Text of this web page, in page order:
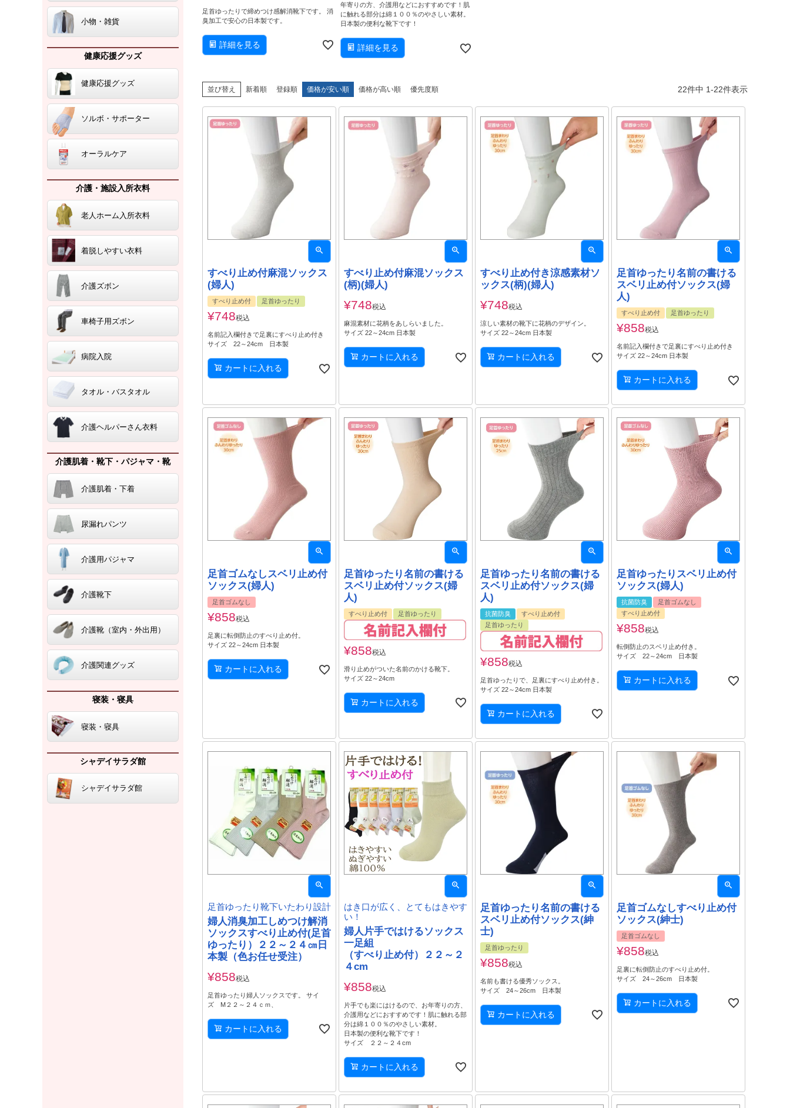
小物・雑貨
健康応援グッズ
健康応援グッズ
ソルボ・サポーター
オーラルケア
介護・施設入所衣料
老人ホーム入所衣料
着脱しやすい衣料
介護ズボン
車椅子用ズボン
病院入院
タオル・バスタオル
介護ヘルパーさん衣料
介護肌着・靴下・パジャマ・靴
介護肌着・下着
尿漏れパンツ
介護用パジャマ
介護靴下
介護靴（室内・外出用）
介護関連グッズ
寝装・寝具
寝装・寝具
シャデイサラダ館
シャデイサラダ館
足首ゆったりで締めつけ感解消靴下です。 消
臭加工で安心の日本製です。
詳細を見る
年寄りの方、介護用などにおすすめです！肌
に触れる部分は綿１００％のやさしい素材。
日本製の便利な靴下です！
詳細を見る
並び替え 新着順 登録順 価格が安い順 価格が高い順 優先度順 22件中 1-22件表示
すべり止め付麻混ソックス
(婦人)
すべり止め付 足首ゆったり
¥748税込
名前記入欄付きで足裏にすべり止め付き
サイズ 22～24cm 日本製
カートに入れる
すべり止め付麻混ソックス
(柄)(婦人)
¥748税込
麻混素材に花柄をあしらいました。
サイズ 22～24cm 日本製
カートに入れる
すべり止め付き涼感素材ソ
ックス(柄)(婦人)
¥748税込
涼しい素材の靴下に花柄のデザイン。
サイズ 22～24cm 日本製
カートに入れる
足首ゆったり名前の書ける
スベリ止め付ソックス(婦
人)
すべり止め付 足首ゆったり
¥858税込
名前記入欄付きで足裏にすべり止め付き
サイズ 22～24cm 日本製
カートに入れる
足首ゴムなしスベリ止め付
ソックス(婦人)
足首ゴムなし
¥858税込
足裏に転倒防止のすべり止め付。
サイズ 22～24cm 日本製
カートに入れる
足首ゆったり名前の書ける
スベリ止め付ソックス(婦
人)
すべり止め付 足首ゆったり
¥858税込
滑り止めがついた名前のかける靴下。
サイズ 22～24cm
カートに入れる
足首ゆったり名前の書ける
スベリ止め付ソックス(婦
人)
抗菌防臭
すべり止め付
足首ゆったり
¥858税込
足首ゆったりで、足裏にすべり止め付き。
サイズ 22～24cm 日本製
カートに入れる
足首ゆったりスベリ止め付
ソックス(婦人)
抗菌防臭
足首ゴムなし
すべり止め付
¥858税込
転倒防止のスベリ止め付き。
サイズ 22～24cm 日本製
カートに入れる
足首ゆったり靴下いたわり設計
婦人消臭加工しめつけ解消
ソックスすべり止め付(足首
ゆったり）２２～２４㎝日
本製（色お任せ受注）
¥858税込
足首ゆったり婦人ソックスです。 サイ
ズ M２２～２４ｃｍ、
カートに入れる
はき口が広く、とてもはきやす
い！
婦人片手ではけるソックス
一足組
（すべり止め付）２２～２
４cm
¥858税込
片手でも楽にはけるので、お年寄りの方、
介護用などにおすすめです！肌に触れる部
分は綿１００％のやさしい素材。
日本製の便利な靴下です！
サイズ ２２～２４cm
カートに入れる
足首ゆったり名前の書ける
スベリ止め付ソックス(紳
士)
足首ゆったり
¥858税込
名前も書ける優秀ソックス。
サイズ 24～26cm 日本製
カートに入れる
足首ゴムなしすべり止め付
ソックス(紳士)
足首ゴムなし
¥858税込
足裏に転倒防止のすべり止め付。
サイズ 24～26cm 日本製
カートに入れる